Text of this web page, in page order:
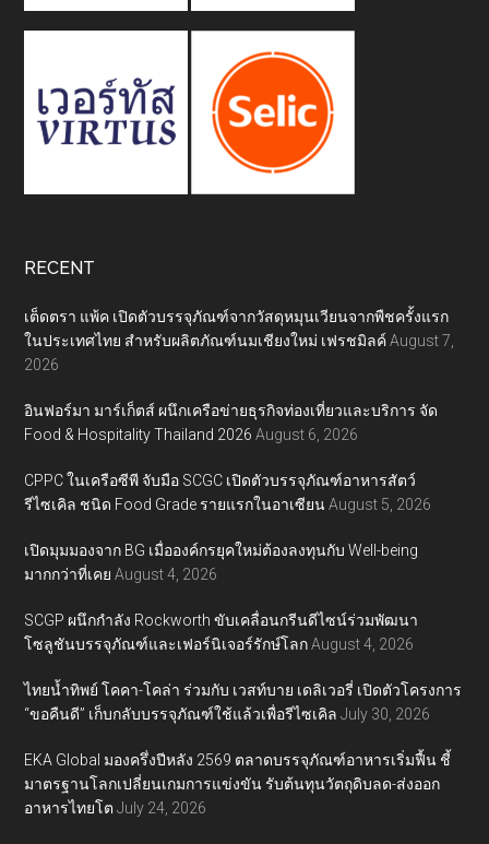
RECENT
เต็ดตรา แพ้ค เปิดตัวบรรจุภัณฑ์จากวัสดุหมุนเวียนจากพืชครั้งแรก
ในประเทศไทย สำหรับผลิตภัณฑ์นมเชียงใหม่ เฟรชมิลค์ August 7,
2026
อินฟอร์มา มาร์เก็ตส์ ผนึกเครือข่ายธุรกิจท่องเที่ยวและบริการ จัด
Food & Hospitality Thailand 2026 August 6, 2026
CPPC ในเครือซีพี จับมือ SCGC เปิดตัวบรรจุภัณฑ์อาหารสัตว์
รีไซเคิล ชนิด Food Grade รายแรกในอาเซียน August 5, 2026
เปิดมุมมองจาก BG เมื่อองค์กรยุคใหม่ต้องลงทุนกับ Well-being
มากกว่าที่เคย August 4, 2026
SCGP ผนึกกำลัง Rockworth ขับเคลื่อนกรีนดีไซน์ร่วมพัฒนา
โซลูชันบรรจุภัณฑ์และเฟอร์นิเจอร์รักษ์โลก August 4, 2026
ไทยน้ำทิพย์ โคคา-โคล่า ร่วมกับ เวสท์บาย เดลิเวอรี่ เปิดตัวโครงการ
“ขอคืนดี” เก็บกลับบรรจุภัณฑ์ใช้แล้วเพื่อรีไซเคิล July 30, 2026
EKA Global มองครึ่งปีหลัง 2569 ตลาดบรรจุภัณฑ์อาหารเริ่มฟื้น ชี้
มาตรฐานโลกเปลี่ยนเกมการแข่งขัน รับต้นทุนวัตถุดิบลด-ส่งออก
อาหารไทยโต July 24, 2026